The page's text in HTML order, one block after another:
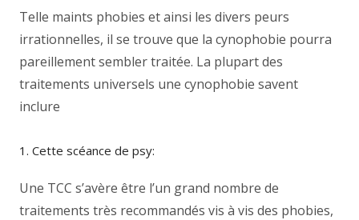
Telle maints phobies et ainsi les divers peurs
irrationnelles, il se trouve que la cynophobie pourra
pareillement sembler traitée. La plupart des
traitements universels une cynophobie savent
inclure
1. Cette scéance de psy:
Une TCC s’avère être l’un grand nombre de
traitements très recommandés vis à vis des phobies,